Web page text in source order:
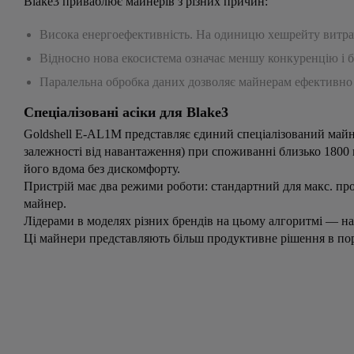
Висока енергоефективність. На одиницю хешрейту
Відносно нова екосистема означає меншу конкуренцію і
Паралельна обробка даних дозволяє майнерам
Спеціалізовані асіки для Blake3
Goldshell E-AL1M представляє єдиний спеціалізований
залежності від навантаження) при споживанні близько
його вдома без дискомфорту.
Пристрій має два режими роботи: стандартний для макс.
майнер.
Лідерами в моделях різних брендів на цьому алгоритмі —
Ці майнери представляють більш продуктивне рішення в